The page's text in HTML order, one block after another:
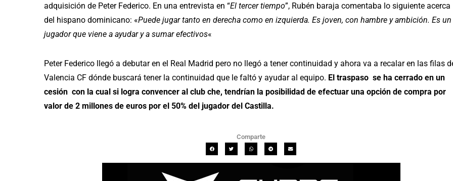
adquisición de Peter Federico. En una entrevista en “El tercer tiempo”, Rubén baraja comentaba lo siguiente acerca
del hispano dominicano: «Puede jugar tanto en derecha como en izquierda. Es joven, con hambre y ambición. Es un
jugador que viene a ayudar y a sumar efectivos«
Peter Federico llegó a debutar en el Real Madrid pero no llegó a tener continuidad y ahora va a recalar en las filas
Valencia CF dónde buscará tener la continuidad que le faltó y ayudar al equipo. El traspaso se ha cerrado en un
cesión con la cual si logra convencer al club che, tendrían la posibilidad de efectuar una opción de compra por
valor de 2 millones de euros por el 50% del jugador del Castilla.
Comparte